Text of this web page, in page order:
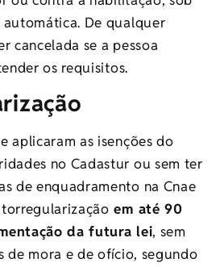
De qualquer
cancelada se a pessoa
os requisitos.
aplicaram as isenções do
no Cadastur ou sem ter
de enquadramento na Cnae
em até 90
da futura lei, sem
de mora e de ofício, segundo